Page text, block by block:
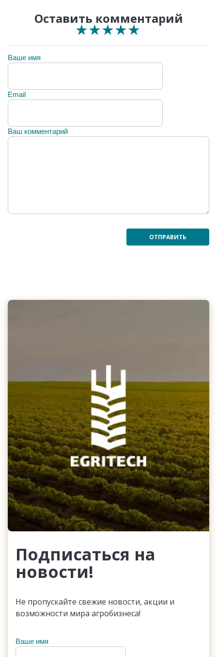
Оставить комментарий
★
★★
★★★
★★★★
★★★★★
Ваше имя
Email
Ваш комментарий
ОТПРАВИТЬ
Подписаться на
новости!
Не пропускайте свежие новости, акции и
возможности мира агробизнеса!
Ваше имя